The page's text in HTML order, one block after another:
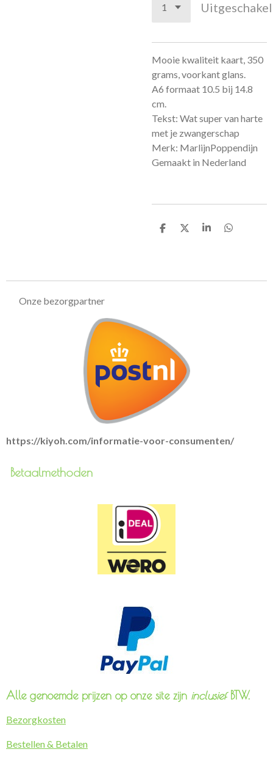
Mooie kwaliteit kaart, 350
grams, voorkant glans.
A6 formaat 10.5 bij 14.8
cm.
Tekst: Wat super van harte
met je zwangerschap
Merk: MarlijnPoppendijn
Gemaakt in Nederland
D
D
S
D
Onze bezorgpartner
https://kiyoh.com/informatie-voor-consumenten/
Betaalmethoden
Alle genoemde prijzen op onze site zijn inclusiefBTW.
Bezorgkosten
Bestellen & Betalen